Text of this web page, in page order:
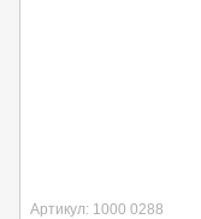
Артикул: 1000 0288